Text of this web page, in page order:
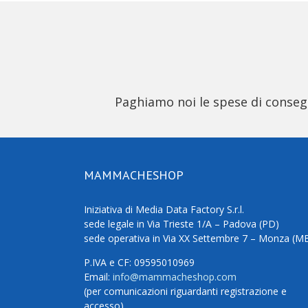
Paghiamo noi le spese di
MAMMACHESHOP
Iniziativa di Media Data Factory S.r.l.
sede legale in Via Trieste 1/A – Padova (PD)
sede operativa in Via XX Settembre 7 – Monza
P.IVA e CF: 09595010969
Email: info@mammacheshop.com
(per comunicazioni riguardanti registrazione e